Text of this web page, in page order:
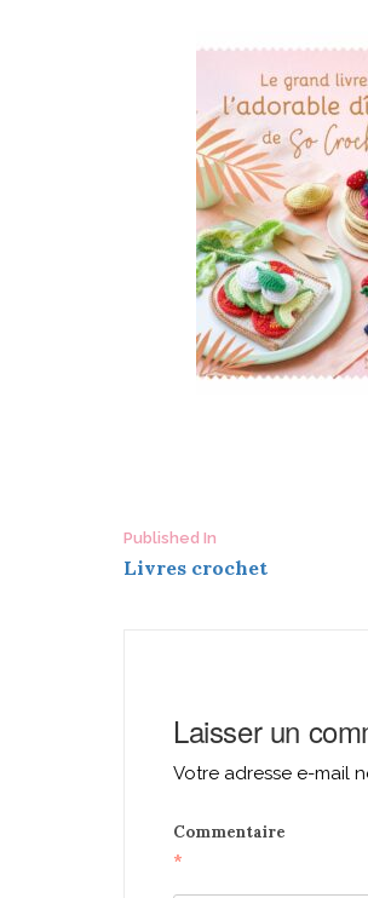
Post
Published In
Livres crochet
Laisser un
Votre adresse e-mail
Commentaire
*